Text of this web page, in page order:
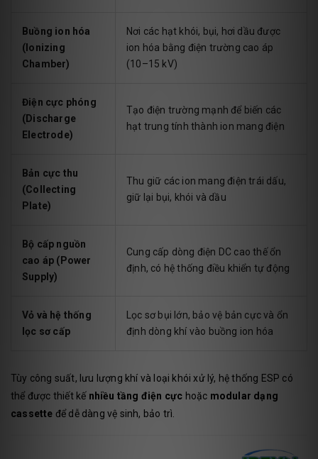
Buồng ion hóa
(Ionizing
Chamber)
Nơi các hạt khói, bụi, hơi dầu được
ion hóa bằng điện trường cao áp
(10–15 kV)
Điện cực phóng
(Discharge
Electrode)
Tạo điện trường mạnh để biến các
hạt trung tính thành ion mang điện
Bản cực thu
(Collecting
Plate)
Thu giữ các ion mang điện trái dấu,
giữ lại bụi, khói và dầu
Bộ cấp nguồn
cao áp (Power
Supply)
Cung cấp dòng điện DC cao thế ổn
định, có hệ thống điều khiển tự động
Vỏ và hệ thống
lọc sơ cấp
Lọc sơ bụi lớn, bảo vệ bản cực và ổn
định dòng khí vào buồng ion hóa
Tùy công suất, lưu lượng khí và loại khói xử lý, hệ thống ESP có
thể được thiết kế nhiều tầng điện cực hoặc modular dạng
cassette để dễ dàng vệ sinh, bảo trì.